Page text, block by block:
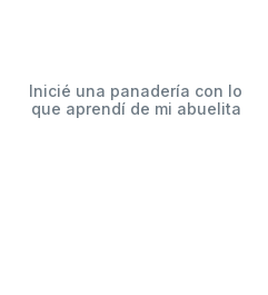
Inicié una panadería con lo
que aprendí de mi abuelita